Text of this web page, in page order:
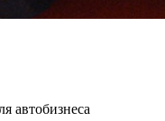
автобизнеса